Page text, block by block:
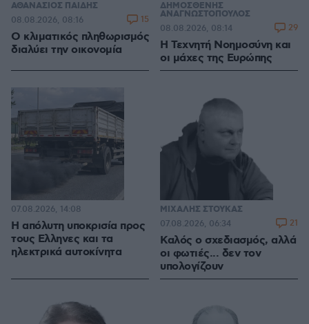
ΑΘΑΝΑΣΙΟΣ ΠΑΙΔΗΣ
Ο κλιματικός πληθωρισμός
διαλύει την οικονομία
08.08.2026, 08:16 15
ΔΗΜΟΣΘΕΝΗΣ
ΑΝΑΓΝΩΣΤΟΠΟΥΛΟΣ
H Τεχνητή Νοημοσύνη και
οι μάχες της Ευρώπης
08.08.2026, 08:14 29
Η απόλυτη υποκρισία προς
τους Ελληνες και τα
ηλεκτρικά αυτοκίνητα
07.08.2026, 14:08 ΜΙΧΑΛΗΣ ΣΤΟΥΚΑΣ
Καλός ο σχεδιασμός, αλλά
οι φωτιές... δεν τον
υπολογίζουν
07.08.2026, 06:34 21